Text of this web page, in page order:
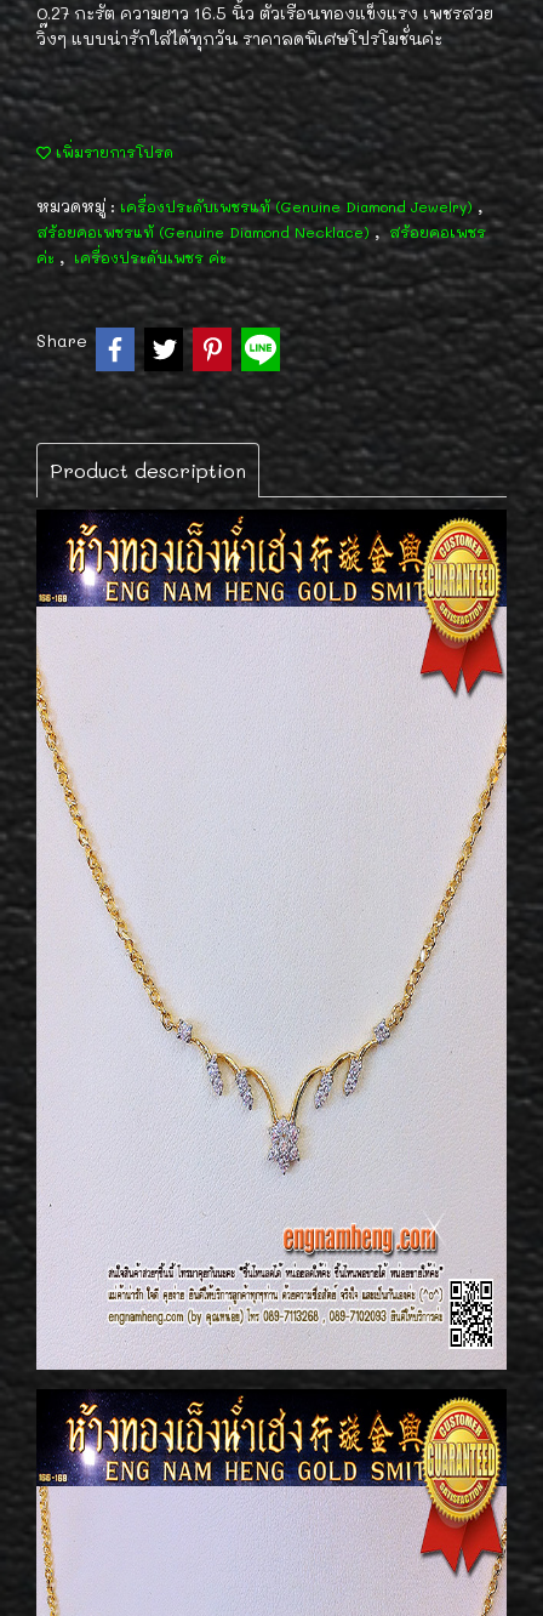
0.27 กะรัต ความยาว 16.5 นิ้ว ตัวเรือนทองแข็งแรง เพชรสวย
วิ๊งๆ แบบน่ารักใส่ได้ทุกวัน ราคาลดพิเศษโปรโมชั่นค่ะ
เพิ่มรายการโปรด
หมวดหมู่ : เครื่องประดับเพชรแท้ (Genuine Diamond Jewelry) ,
สร้อยคอเพชรแท้ (Genuine Diamond Necklace) , สร้อยคอเพชร
ค่ะ , เครื่องประดับเพชร ค่ะ
Share
Product description